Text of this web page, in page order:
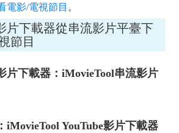
電影/電視節目 。
片下載器從串流影片平臺下
節目
片下載器：iMovieTool串流影片
iMovieTool YouTube影片下載器